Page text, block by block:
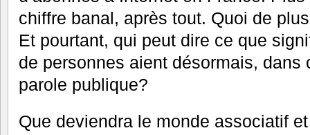
chiffre banal, après tout. Quoi de
Et pourtant, qui peut dire ce que
de personnes aient désormais, dans
parole publique?
Que deviendra le monde associatif